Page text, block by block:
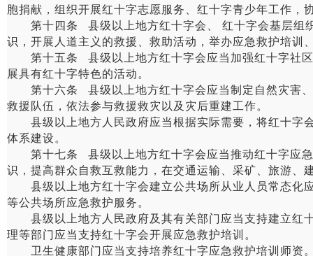
胞捐献，组织开展红十字志愿服务、红十字青少年工作
第十四条 县级以上地方红十字会、 红十字会基层组织
识，开展人道主义的救援、救助活动，举办应急救护培
第十五条 县级以上地方红十字会应当加强红十字社区
展具有红十字特色的活动。
第十六条 县级以上地方红十字会应当制定自然灾害、
救援队伍，依法参与救援救灾以及灾后重建工作。
县级以上地方人民政府应当根据实际需要，将红十字
体系建设。
第十七条 县级以上地方红十字会应当推动红十字应急
识，提高群众自救互救能力，在交通运输、采矿、旅游
县级以上地方红十字会建立公共场所从业人员常态化
等公共场所应急救护服务。
县级以上地方人民政府及其有关部门应当支持建立红
理等部门应当支持红十字会开展应急救护培训。
卫生健康部门应当支持培养红十字应急救护培训师资